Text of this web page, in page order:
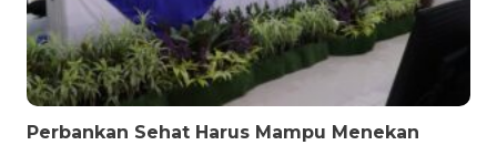
Perbankan Sehat Harus Mampu Menekan